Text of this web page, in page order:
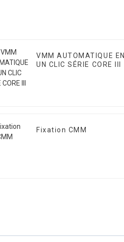
VMM AUTOMATIQUE EN
UN CLIC SÉRIE CORE III
Fixation CMM